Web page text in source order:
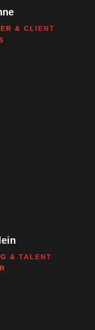
& CLIENT
& TALENT